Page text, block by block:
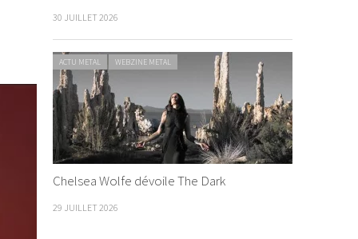
30 JUILLET 2026
ACTU METAL WEBZINE METAL
Chelsea Wolfe dévoile The Dark
29 JUILLET 2026